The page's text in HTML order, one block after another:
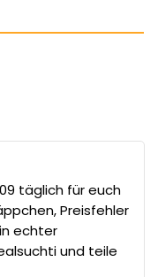
täglich für euch
Preisfehler
echter
und teile